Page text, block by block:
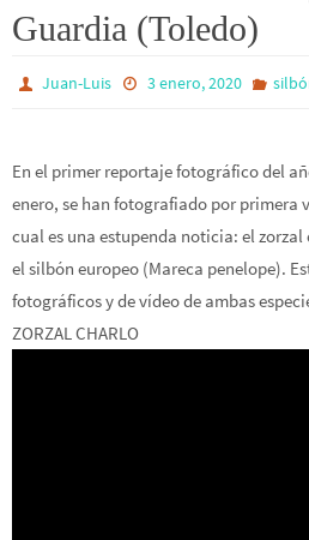
Guardia (Toledo)
Juan-Luis 3 enero, 2020
En el primer reportaje fotográfico del
enero, se han fotografiado por primera
cual es una estupenda noticia: el
el silbón europeo (Mareca penelope).
fotográficos y de vídeo de ambas
ZORZAL CHARLO